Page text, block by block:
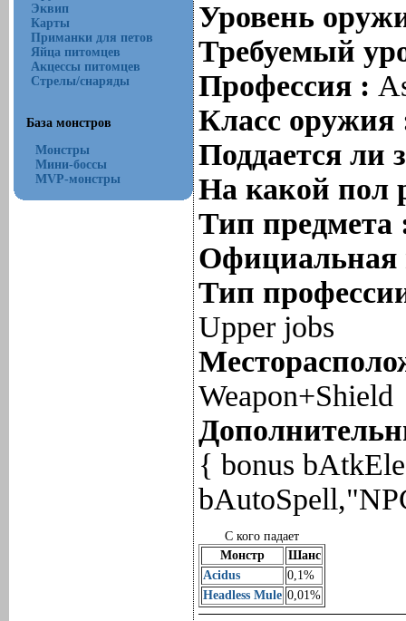
Эквип
Карты
Приманки для петов
Яйца питомцев
Акцессы питомцев
Стрелы/снаряды
База монстров
Монстры
Мини-боссы
MVP-монстры
Уровень
Требуемый
Профессия :
Класс
Поддается ли
На какой пол
Тип
Тип
Upper jobs
Weapon+Shield
{ bonus
С кого падает
Монстр
Шанс
Acidus
0,1%
Headless Mule 0,01%